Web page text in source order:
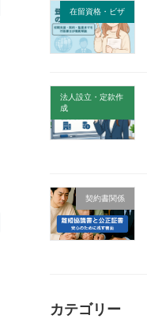
在留資格・ビザ
法人設立・定款作
成
契約書関係
カテゴリー